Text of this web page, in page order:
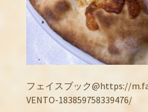
フェイスブック@https://
VENTO-183859758339476/